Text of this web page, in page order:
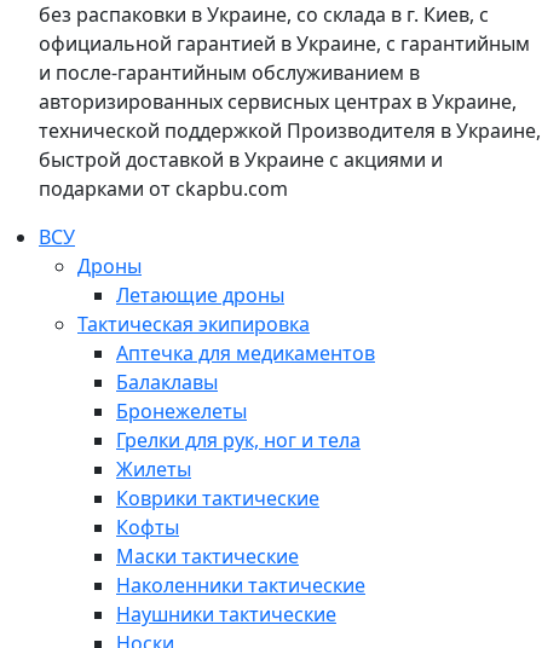
без распаковки в Украине, со склада в г. Киев, с
официальной гарантией в Украине, с гарантийным
и после-гарантийным обслуживанием в
авторизированных сервисных центрах в Украине,
технической поддержкой Производителя в Украине,
быстрой доставкой в Украине с акциями и
подарками от ckapbu.com
ВСУ
Дроны
Летающие дроны
Тактическая экипировка
Аптечка для медикаментов
Балаклавы
Бронежелеты
Грелки для рук, ног и тела
Жилеты
Коврики тактические
Кофты
Маски тактические
Наколенники тактические
Наушники тактические